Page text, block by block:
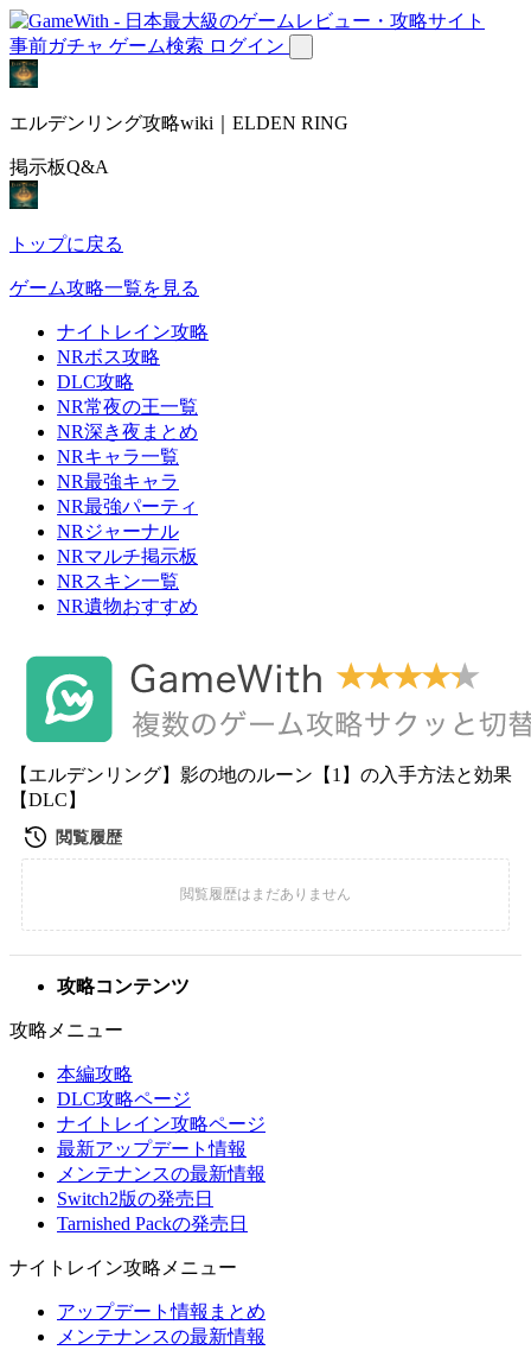
事前ガチャ ゲーム検索 ログイン
エルデンリング攻略wiki｜ELDEN RING
掲示板Q&A
トップに戻る
ゲーム攻略一覧を見る
ナイトレイン攻略
NRボス攻略
DLC攻略
NR常夜の王一覧
NR深き夜まとめ
NRキャラ一覧
NR最強キャラ
NR最強パーティ
NRジャーナル
NRマルチ掲示板
NRスキン一覧
NR遺物おすすめ
【エルデンリング】影の地のルーン【1】の入手方法と効果
【DLC】
攻略コンテンツ
攻略メニュー
本編攻略
DLC攻略ページ
ナイトレイン攻略ページ
最新アップデート情報
メンテナンスの最新情報
Switch2版の発売日
Tarnished Packの発売日
ナイトレイン攻略メニュー
アップデート情報まとめ
メンテナンスの最新情報